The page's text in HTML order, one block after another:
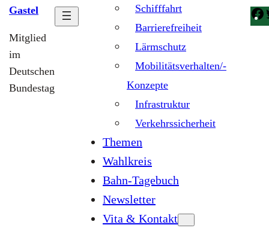
Gastel
Mitglied
im
Deutschen
Bundestag
Schifffahrt
Barrierefreiheit
Lärmschutz
Mobilitätsverhalten/-
Konzepte
Infrastruktur
Verkehrssicherheit
Themen
Wahlkreis
Bahn-Tagebuch
Newsletter
Vita & Kontakt